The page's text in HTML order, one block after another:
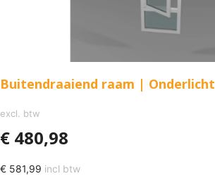
Buitendraaiend raam | Onderlicht
excl. btw
€ 480,98
€ 581,99 incl btw